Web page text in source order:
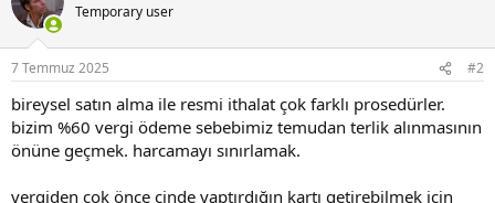
Temporary user
7 Temmuz 2025 #2
bireysel satın alma ile resmi ithalat çok farklı prosedürler.
bizim %60 vergi ödeme sebebimiz temudan terlik alınmasının
önüne geçmek. harcamayı sınırlamak.
vergiden çok önce çinde yaptırdığın kartı getirebilmek için